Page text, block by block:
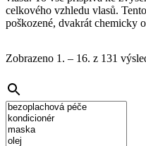
celkového vzhledu vlasů.
poškozené, dvakrát chemicky
Zobrazeno 1. – 16. z 131